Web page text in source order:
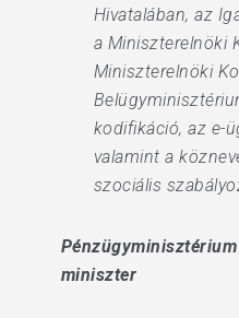
Hivatalában, az
a Miniszterelnöki
Miniszterelnöki
kodifikáció, az e-
valamint a
szociális
miniszter